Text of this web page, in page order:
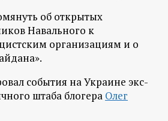
об открытых
Навального к
организациям и о
события на Украине экс-
штаба блогера Олег